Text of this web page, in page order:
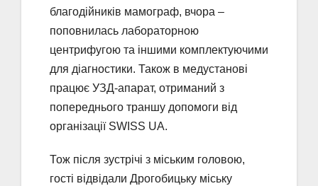
благодійників мамограф, вчора –
поповнилась лабораторною
центрифугою та іншими комплектуючими
для діагностики. Також в медустанові
працює УЗД-апарат, отриманий з
попереднього траншу допомоги від
організації SWISS UA.
Тож після зустрічі з міським головою,
гості відвідали Дрогобицьку міську